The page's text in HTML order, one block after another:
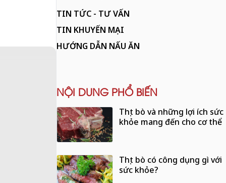
TIN TỨC - TƯ VẤN
TIN KHUYẾN MẠI
HƯỚNG DẪN NẤU ĂN
NỘI DUNG PHỔ BIẾN
Thịt bò và những lợi ích sức
khỏe mang đến cho cơ thể
Thịt bò có công dụng gì với
sức khỏe?